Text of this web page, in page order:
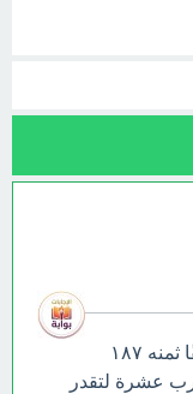
سوف تجد إجابة سؤال اشترت سارة هاتفًا ثمنه ١٨٧
قرب إلى أقرب عشرة لتقدر